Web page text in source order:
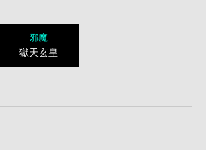
邪魔
獄天玄皇